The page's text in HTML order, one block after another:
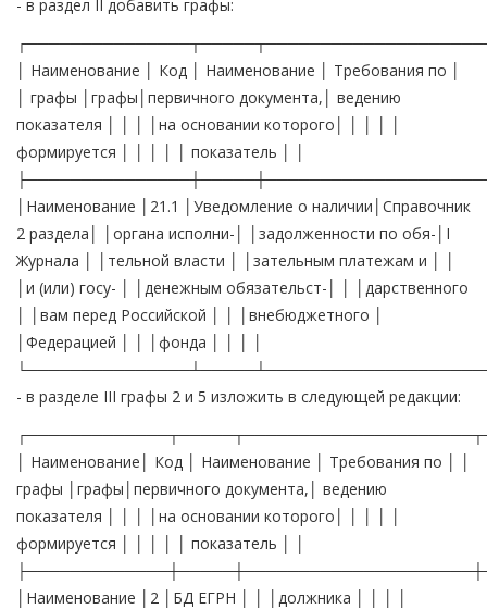
- в раздел II добавить графы:
│ Наименование │ Код │ Наименование │ Требования по │
│ графы │графы│первичного документа,│ ведению
показателя │ │ │ │на основании которого│ │ │ │ │
формируется │ │ │ │ │ показатель │ │
│Наименование │21.1 │Уведомление о наличии│Справочник
2 раздела│ │органа исполни-│ │задолженности по обя-│I
Журнала │ │тельной власти │ │зательным платежам и │ │
│и (или) госу- │ │денежным обязательст-│ │ │дарственного
│ │вам перед Российской │ │ │внебюджетного │
│Федерацией │ │ │фонда │ │ │ │
- в разделе III графы 2 и 5 изложить в следующей редакции:
│ Наименование│ Код │ Наименование │ Требования по │ │
графы │графы│первичного документа,│ ведению
показателя │ │ │ │на основании которого│ │ │ │ │
формируется │ │ │ │ │ показатель │ │
│Наименование │2 │БД ЕГРН │ │ │должника │ │ │ │